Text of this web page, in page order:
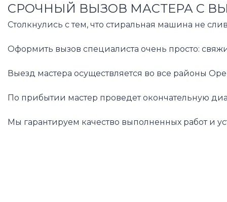
СРОЧНЫЙ ВЫЗОВ МАСТЕРА С
Столкнулись с тем, что стиральная машина не
Оформить вызов специалиста очень просто:
Выезд мастера осуществляется во все районы
По прибытии мастер проведет окончательную
Мы гарантируем качество выполненных работ и